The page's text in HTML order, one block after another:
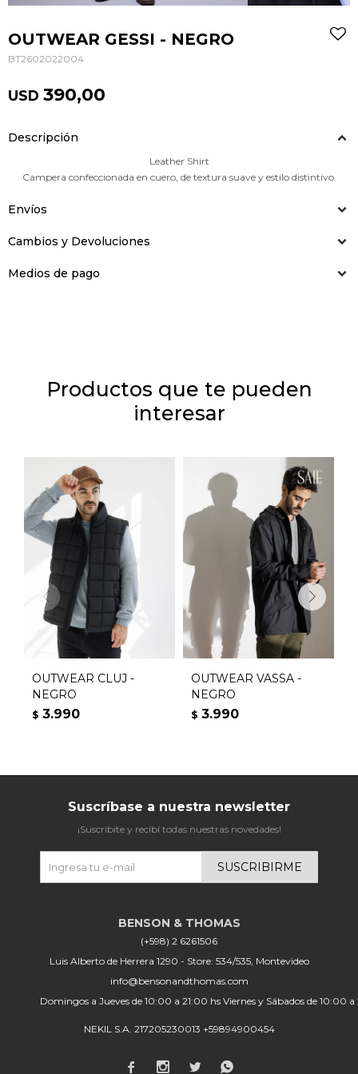
OUTWEAR GESSI - NEGRO
BT2602022004
USD 390,00
Descripción
Leather Shirt
Campera confeccionada en cuero, de textura suave y estilo distintivo.
Envíos
Cambios y Devoluciones
Medios de pago
Productos que te pueden
interesar
OUTWEAR CLUJ -
NEGRO
$ 3.990
OUTWEAR VASSA -
NEGRO
$ 3.990
(+598) 2 6261506
Luis Alberto de Herrera 1290 - Store: 534/535, Montevideo
info@bensonandthomas.com
Domingos a Jueves de 10:00 a 21:00 hs Viernes y Sábados de 10:00
NEKIL S.A. 217205230013 +59894900454
   
Suscríbase a nuestra newsletter
¡Suscribite y recibí todas nuestras novedades!
SUSCRIBIRME